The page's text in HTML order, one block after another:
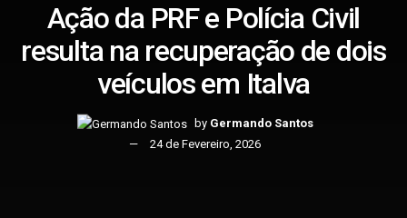
Ação da PRF e Polícia Civil
resulta na recuperação de dois
veículos em Italva
by Germando Santos
24 de Fevereiro, 2026